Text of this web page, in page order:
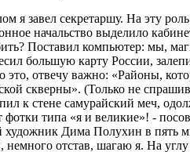
я завел секретаршу. На эту роль
начальство выделило
Поставил компьютер: мы,
большую карту России,
это, отвечу важно: «Районы,
скверны». (Только не
к стене самурайский меч,
типа «я и великие»! -
Дима Полухин в пять
немного отстав, шагаю я. На